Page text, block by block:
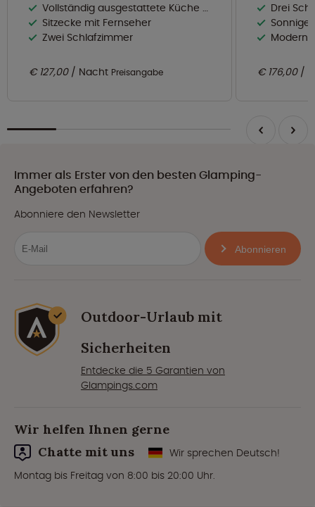
Vollständig ausgestattete Küche mit Geschirrspüler
Sitzecke mit Fernseher
Zwei Schlafzimmer
€ 127,00 Nacht Preisangabe
Drei
Sonnige
Moderne
€ 176,00
Immer als Erster von den besten Glamping-
Angeboten erfahren?
Abonniere den Newsletter
Abonnieren
Outdoor-Urlaub mit
Sicherheiten
Entdecke die 5 Garantien von
Glampings.com
Wir helfen Ihnen gerne
Chatte mit uns
Wir sprechen Deutsch!
Montag bis Freitag von 8:00 bis 20:00 Uhr.